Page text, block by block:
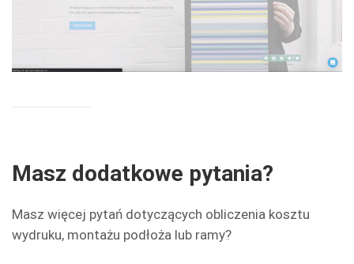
Masz dodatkowe pytania?
Masz więcej pytań dotyczących obliczenia kosztu
wydruku, montażu podłoża lub ramy?